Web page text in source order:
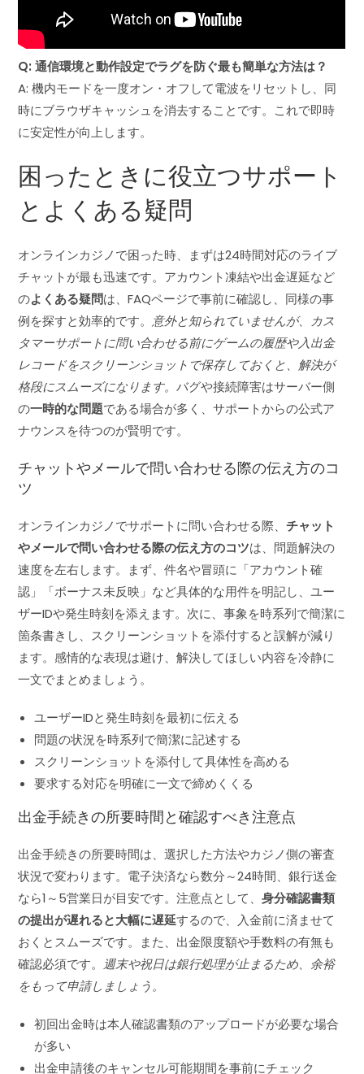
Q: 通信環境と動作設定でラグを防ぐ最も簡単な方法は？
A: 機内モードを一度オン・オフして電波をリセットし、同
時にブラウザキャッシュを消去することです。これで即時
に安定性が向上します。
困ったときに役立つサポート
とよくある疑問
オンラインカジノで困った時、まずは24時間対応のライブ
チャットが最も迅速です。アカウント凍結や出金遅延など
のよくある疑問は、FAQページで事前に確認し、同様の事
例を探すと効率的です。 意外と知られていませんが、カス
タマーサポートに問い合わせる前にゲームの履歴や入出金
レコードをスクリーンショットで保存しておくと、解決が
格段にスムーズになります。バグや接続障害はサーバー側
の一時的な問題である場合が多く、サポートからの公式ア
ナウンスを待つのが賢明です。
チャットやメールで問い合わせる際の伝え方のコ
ツ
オンラインカジノでサポートに問い合わせる際、チャット
やメールで問い合わせる際の伝え方のコツは、問題解決の
速度を左右します。まず、件名や冒頭に「アカウント確
認」「ボーナス未反映」など具体的な用件を明記し、ユー
ザーIDや発生時刻を添えます。次に、事象を時系列で簡潔に
箇条書きし、スクリーンショットを添付すると誤解が減り
ます。感情的な表現は避け、解決してほしい内容を冷静に
一文でまとめましょう。
ユーザーIDと発生時刻を最初に伝える
問題の状況を時系列で簡潔に記述する
スクリーンショットを添付して具体性を高める
要求する対応を明確に一文で締めくくる
出金手続きの所要時間と確認すべき注意点
出金手続きの所要時間は、選択した方法やカジノ側の審査
状況で変わります。電子決済なら数分～24時間、銀行送金
なら1～5営業日が目安です。注意点として、身分確認書類
の提出が遅れると大幅に遅延するので、入金前に済ませて
おくとスムーズです。また、出金限度額や手数料の有無も
確認必須です。 週末や祝日は銀行処理が止まるため、余裕
をもって申請しましょう。
初回出金時は本人確認書類のアップロードが必要な場合
が多い
出金申請後のキャンセル可能期間を事前にチェック